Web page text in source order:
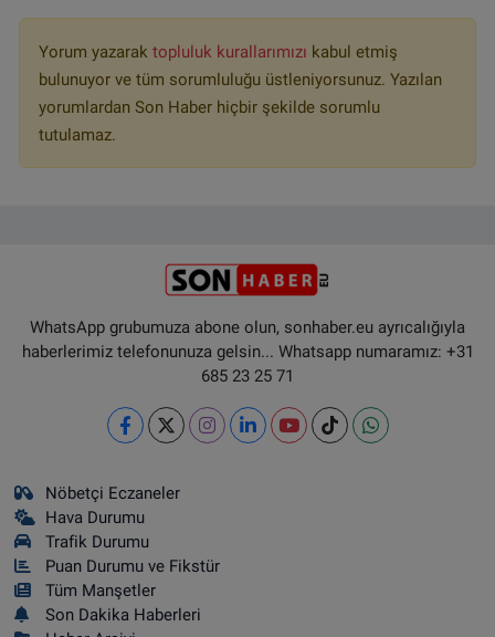
Yorum yazarak topluluk kurallarımızı kabul etmiş
bulunuyor ve tüm sorumluluğu üstleniyorsunuz. Yazılan
yorumlardan Son Haber hiçbir şekilde sorumlu
tutulamaz.
WhatsApp grubumuza abone olun, sonhaber.eu ayrıcalığıyla
haberlerimiz telefonunuza gelsin... Whatsapp numaramız: +31
685 23 25 71
Nöbetçi Eczaneler
Hava Durumu
Trafik Durumu
Puan Durumu ve Fikstür
Tüm Manşetler
Son Dakika Haberleri